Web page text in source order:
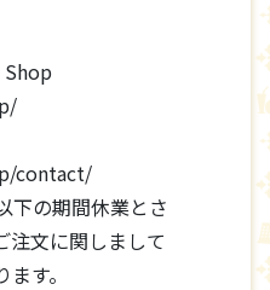
contact/
下の期間休業とさ
注文に関しまして
す。